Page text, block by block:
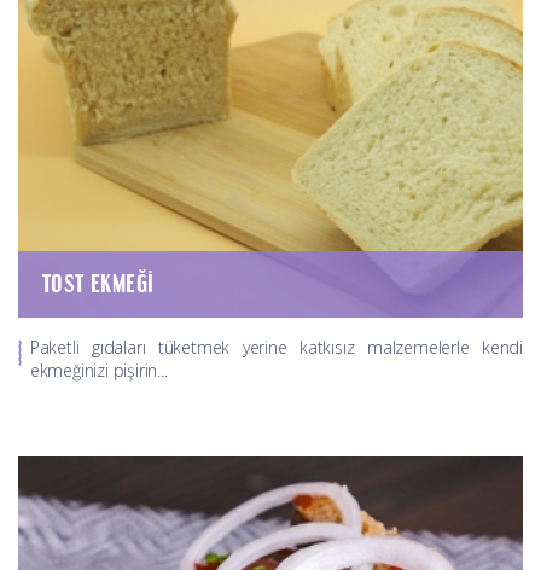
TOST EKMEĞI
Paketli gıdaları tüketmek yerine katkısız malzemelerle kendi
ekmeğinizi pişirin...